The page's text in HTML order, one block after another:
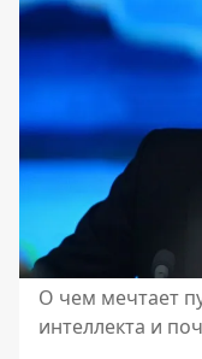
О чем мечтает
интеллекта и